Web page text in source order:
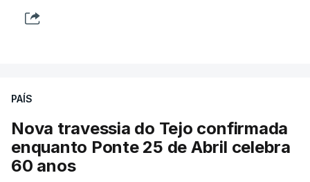
PAÍS
Nova travessia do Tejo confirmada
enquanto Ponte 25 de Abril celebra
60 anos